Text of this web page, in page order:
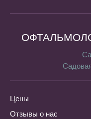
Цены
Отзывы о нас